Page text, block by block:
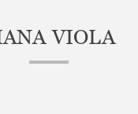
VIOLA